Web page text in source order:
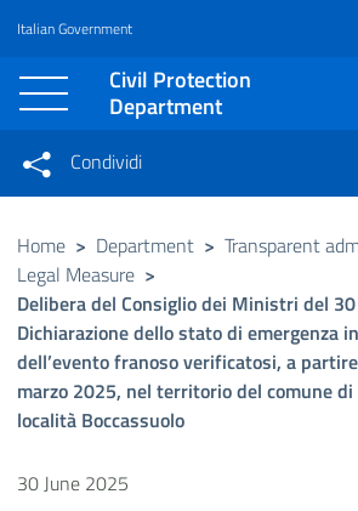
Vai al contenuto principale
Raggiungi il piè di pagina
Italian Government
Civil Protection
Department
Condividi su Facebook
Condividi su Twitter
Condividi
Condividi sui social network
Home > Department > Transparent
Legal Measure >
Delibera del Consiglio dei Ministri del
Dichiarazione dello stato di emergenza
dell’evento franoso verificatosi, a
marzo 2025, nel territorio del comune di
località Boccassuolo
30 June 2025